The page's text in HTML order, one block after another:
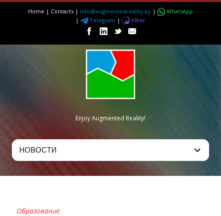
Home | Contacts | info@augmentedreality.by |
WhatsApp
|
Telegram | Viber
Enjoy Augmented Reality!
Образование